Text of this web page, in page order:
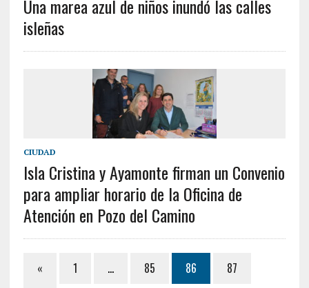
Una marea azul de niños inundó las calles
isleñas
CIUDAD
Isla Cristina y Ayamonte firman un Convenio
para ampliar horario de la Oficina de
Atención en Pozo del Camino
« 1 … 85 86
87